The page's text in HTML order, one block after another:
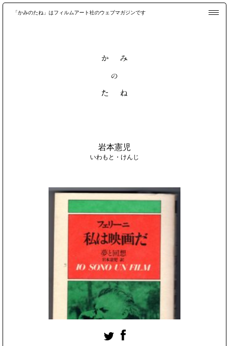
「かみのたね」はフィルムアート社のウェブマガジンです
岩本憲児
いわもと・けんじ